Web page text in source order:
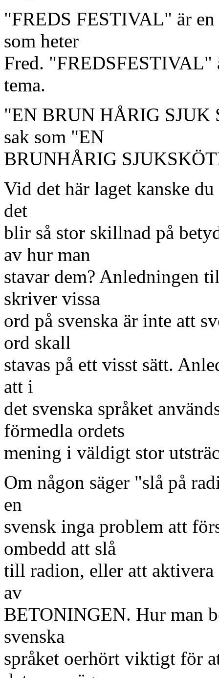
"FREDS FESTIVAL" är en
som heter
Fred. "FREDSFESTIVAL"
tema.
"EN BRUN HÅRIG SJUK
sak som "EN
BRUNHÅRIG
Vid det här laget kanske
det
blir så stor skillnad på
av hur man
stavar dem? Anledningen
skriver vissa
ord på svenska är inte att
ord skall
stavas på ett visst sätt.
att i
det svenska språket
förmedla ordets
mening i väldigt stor
Om någon säger "slå på
en
svensk inga problem att
ombedd att slå
till radion, eller att
av
BETONINGEN. Hur man
svenska
språket oerhört viktigt för